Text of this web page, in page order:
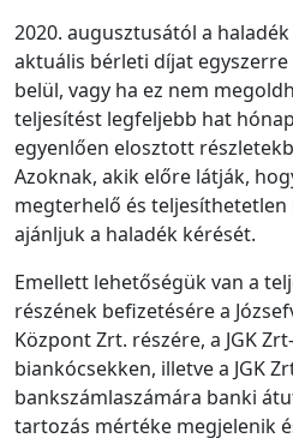
2020. augusztusától a
aktuális bérleti díjat
belül, vagy ha ez nem
teljesítést legfeljebb hat
egyenlően elosztott
Azoknak, akik előre látják,
megterhelő és teljesíthetetlen
ajánljuk a haladék kérését.
Emellett lehetőségük van a
részének befizetésére a
Központ Zrt. részére, a JGK
biankócsekken, illetve a JGK
bankszámlaszámára banki
tartozás mértéke megjelenik